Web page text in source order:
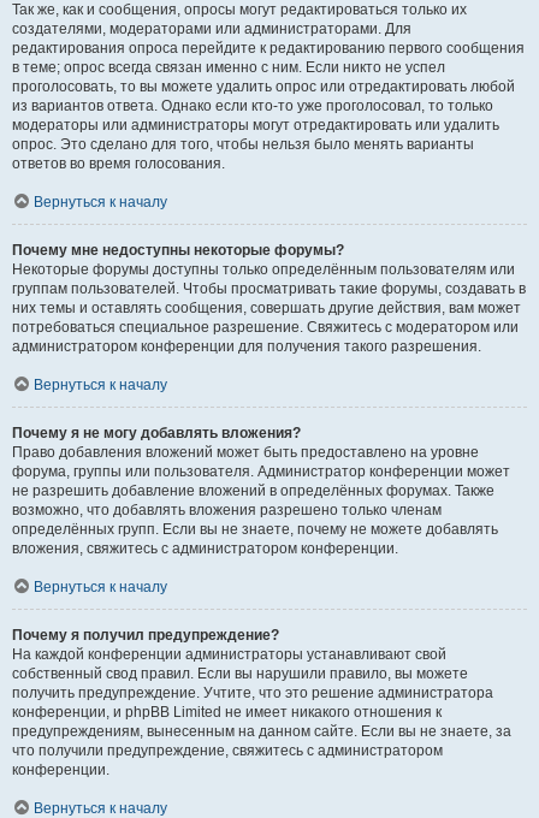
Так же, как и сообщения, опросы могут редактироваться только их
создателями, модераторами или администраторами. Для
редактирования опроса перейдите к редактированию первого сообщения
в теме; опрос всегда связан именно с ним. Если никто не успел
проголосовать, то вы можете удалить опрос или отредактировать любой
из вариантов ответа. Однако если кто-то уже проголосовал, то только
модераторы или администраторы могут отредактировать или удалить
опрос. Это сделано для того, чтобы нельзя было менять варианты
ответов во время голосования.
Вернуться к началу
Почему мне недоступны некоторые форумы?
Некоторые форумы доступны только определённым пользователям или
группам пользователей. Чтобы просматривать такие форумы, создавать в
них темы и оставлять сообщения, совершать другие действия, вам может
потребоваться специальное разрешение. Свяжитесь с модератором или
администратором конференции для получения такого разрешения.
Вернуться к началу
Почему я не могу добавлять вложения?
Право добавления вложений может быть предоставлено на уровне
форума, группы или пользователя. Администратор конференции может
не разрешить добавление вложений в определённых форумах. Также
возможно, что добавлять вложения разрешено только членам
определённых групп. Если вы не знаете, почему не можете добавлять
вложения, свяжитесь с администратором конференции.
Вернуться к началу
Почему я получил предупреждение?
На каждой конференции администраторы устанавливают свой
собственный свод правил. Если вы нарушили правило, вы можете
получить предупреждение. Учтите, что это решение администратора
конференции, и phpBB Limited не имеет никакого отношения к
предупреждениям, вынесенным на данном сайте. Если вы не знаете, за
что получили предупреждение, свяжитесь с администратором
конференции.
Вернуться к началу